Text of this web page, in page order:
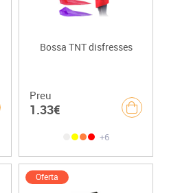
Bossa TNT disfresses
Preu
1.33€
+6
Oferta